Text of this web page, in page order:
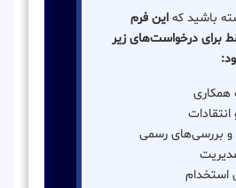
باشید که این فرم
برای درخواست‌های زیر
و بررسی‌های رسمی
مدیریت
استخدام